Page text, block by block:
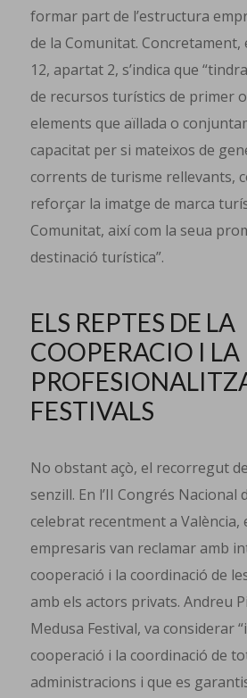
formar part de l’estructura
de la Comunitat. Concretament,
12, apartat 2, s’indica que
de recursos turístics de primer
elements que aïllada o
capacitat per si mateixos de
corrents de turisme rellevants,
reforçar la imatge de marca
Comunitat, així com la seua
destinació turística”.
ELS REPTES DE LA
COOPERACIO I LA
FESTIVALS
No obstant açò, el recorregut
senzill. En l’II Congrés Nacional
celebrat recentment a València,
empresaris van reclamar amb
cooperació i la coordinació de
amb els actors privats. Andreu
Medusa Festival, va considerar
cooperació i la coordinació de
administracions i que es